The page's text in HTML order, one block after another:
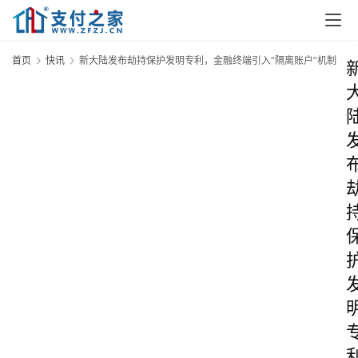
首页 快讯 新大陆发布劫持保护发明专利，金融终端引入“隔离账户”机制